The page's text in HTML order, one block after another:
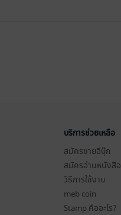
บริการช่วยเหลือ
สมัครขายอีบุ๊ก
สมัครอ่านหนังสือ
วิธีการใช้งาน
meb coin
Stamp คืออะไร?